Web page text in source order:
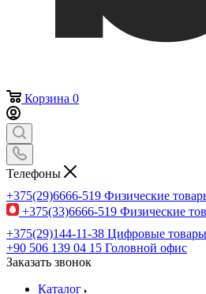
Корзина 0
Телефоны
+375(29)6666-519 Физические
+375(33)6666-519 Физические
+375(29)144-11-38 Цифровые
+90 506 139 04 15 Головной офис
Заказать звонок
Каталог